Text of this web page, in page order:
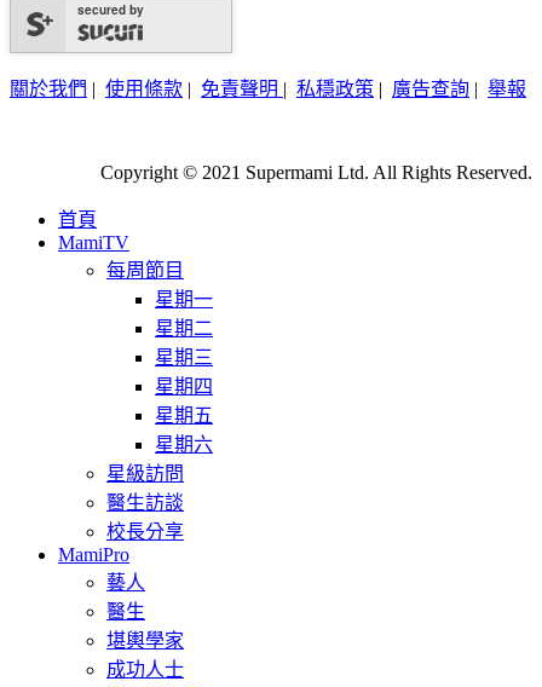
secured by
關於我們 | 使用條款 | 免責聲明 | 私穩政策 | 廣告查詢 | 舉報
Copyright © 2021 Supermami Ltd. All Rights Reserved.
首頁
MamiTV
每周節目
星期一
星期二
星期三
星期四
星期五
星期六
星級訪問
醫生訪談
校長分享
MamiPro
藝人
醫生
堪輿學家
成功人士